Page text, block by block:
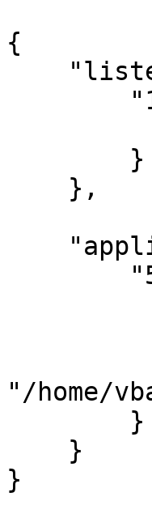
{
"/home/
}